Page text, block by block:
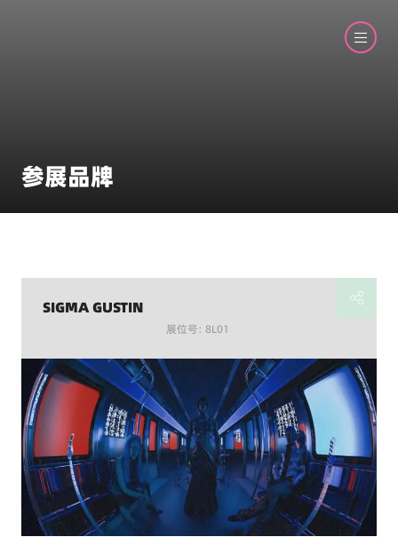
参展品牌
SIGMA GUSTIN
展位号: 8L01